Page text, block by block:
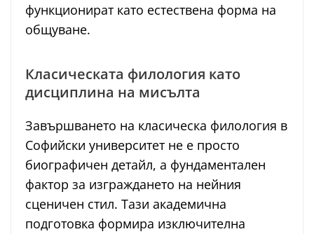
функционират като естествена форма на
общуване.
Класическата филология като
дисциплина на мисълта
Завършването на класическа филология в
Софийски университет не е просто
биографичен детайл, а фундаментален
фактор за изграждането на нейния
сценичен стил. Тази академична
подготовка формира изключителна